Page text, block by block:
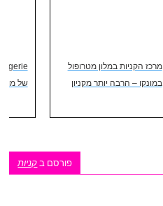
מרכז הקניות במלון מטרופול
במונקו – הרבה יותר מקניון
של
פורסם בקניות